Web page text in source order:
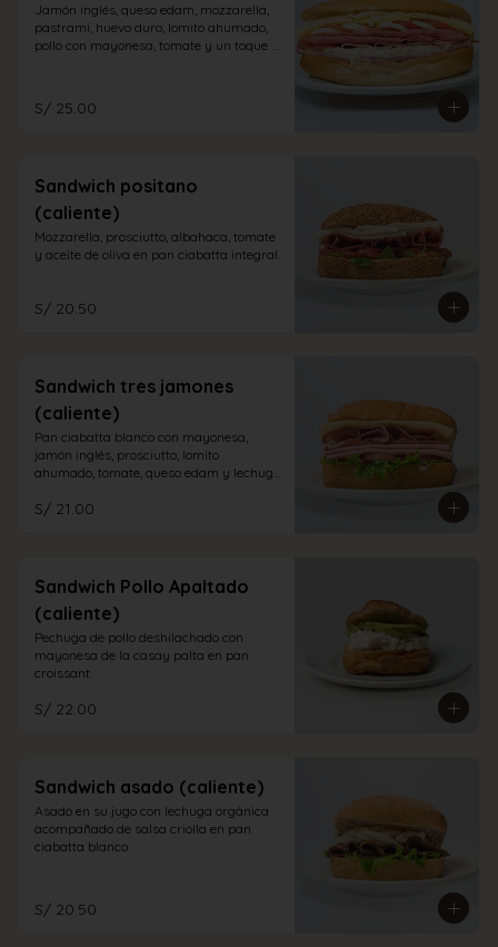
Jamón inglés, queso edam, mozzarella,
pastrami, huevo duro, lomito ahumado,
pollo con mayonesa, tomate y un toque
S/ 25.00
Sandwich positano
(caliente)
Mozzarella, prosciutto, albahaca, tomate
y aceite de oliva en pan ciabatta integral.
S/ 20.50
Sandwich tres jamones
(caliente)
Pan ciabatta blanco con mayonesa,
jamón inglés, prosciutto, lomito
ahumado, tomate, queso edam y lechuga
S/ 21.00
Sandwich Pollo Apaltado
(caliente)
Pechuga de pollo deshilachado con
mayonesa de la casay palta en pan
croissant.
S/ 22.00
Sandwich asado (caliente)
Asado en su jugo con lechuga orgánica
acompañado de salsa criolla en pan
ciabatta blanco.
S/ 20.50